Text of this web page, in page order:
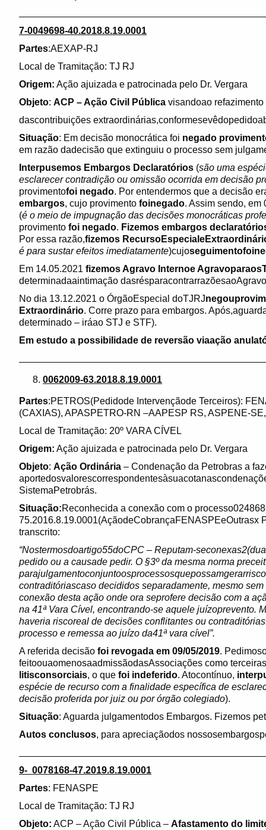
7-0049698-40.2018.8.19.0001
Partes:AEXAP-RJ
Local de Tramitação: TJ RJ
Origem: Ação ajuizada e patrocinada pelo Dr. Vergara
Objeto: ACP – Ação Civil Pública visandoao
dascontribuições
Situação: Em decisão monocrática foi negado
em razão dadecisão que extinguiu o processo sem
Interpusemos Embargos Declaratórios (são uma
esclarecer contradição ou omissão ocorrida em decisão
provimentofoi negado. Por entendermos que a decisão
embargos, cujo provimento foinegado. Assim sendo,
(é o meio de impugnação das decisões monocráticas
provimento foi negado. Fizemos embargos
Por essa razão,fizemos
é para sustar efeitos imediatamente)cujo
Em 14.05.2021 fizemos Agravo Internoe
determinadaaintimação
No dia 13.12.2021 o ÓrgãoEspecial doTJRJ
Extraordinário. Corre prazo para embargos.
determinado – iráao STJ e STF).
Em estudo a possibilidade de reversão viaação
0062009-63.2018.8.19.0001
Partes:PETROS(Pedidode Intervençãode Terceiros):
(CAXIAS), APASPETRO-RN –AAPESP RS, ASPENE-
Local de Tramitação: 20º VARA CÍVEL
Origem: Ação ajuizada e patrocinada pelo Dr. Vergara
Objeto: Ação Ordinária – Condenação da Petrobras a
SistemaPetrobrás.
Situação:Reconhecida a conexão com o
75.2016.8.19.0001(AçãodeCobrançaFENASPEeOutrasx
transcrito:
“Nostermosdoartigo55doCPC – Reputam-
pedido ou a causade pedir. O §3º da mesma norma
contraditóriascaso decididos separadamente, mesmo
conexão desta ação onde ora seprofere decisão com a
na 41ª Vara Cível, encontrando-se aquele juízoprevento.
haveria riscoreal de decisões conflitantes ou
processo e remessa ao juízo da41ª vara cível”.
A referida decisão foi revogada em 09/05/2019.
feitoouaomenosaadmissãodasAssociações como
litisconsorciais, o que foi indeferido. Atocontínuo,
espécie de recurso com a finalidade específica de
decisão proferida por juiz ou por órgão colegiado).
Situação: Aguarda julgamentodos Embargos. Fizemos
Autos conclusos, para apreciaçãodos
9- 0078168-47.2019.8.19.0001
Partes: FENASPE
Local de Tramitação: TJ RJ
Objeto: ACP – Ação Civil Pública – Afastamento do